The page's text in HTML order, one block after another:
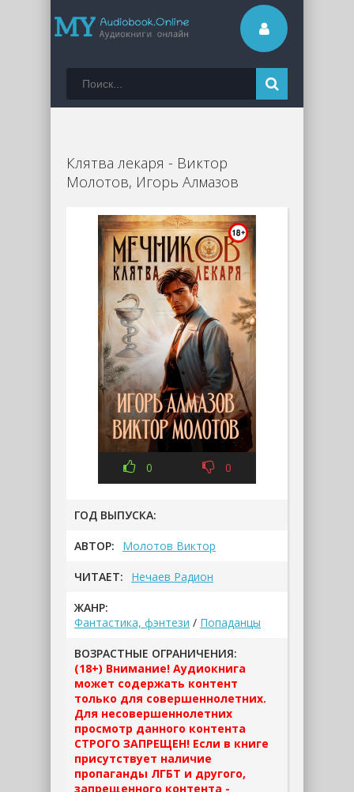
Клятва лекаря - Виктор
Молотов, Игорь Алмазов
0 0
ГОД ВЫПУСКА:
АВТОР: Молотов Виктор
ЧИТАЕТ: Нечаев Радион
ЖАНР:
Фантастика, фэнтези / Попаданцы
ВОЗРАСТНЫЕ ОГРАНИЧЕНИЯ:
(18+) Внимание! Аудиокнига
может содержать контент
только для совершеннолетних.
Для несовершеннолетних
просмотр данного контента
СТРОГО ЗАПРЕЩЕН! Если в книге
присутствует наличие
пропаганды ЛГБТ и другого,
запрещенного контента -